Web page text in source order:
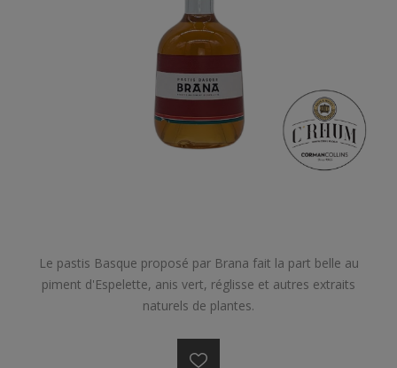
Le pastis Basque proposé par Brana fait la part belle au
piment d'Espelette, anis vert, réglisse et autres extraits
naturels de plantes.